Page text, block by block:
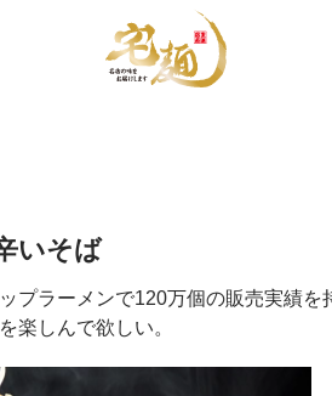
いそば
プラーメンで120万個の販売実績
楽しんで欲しい。